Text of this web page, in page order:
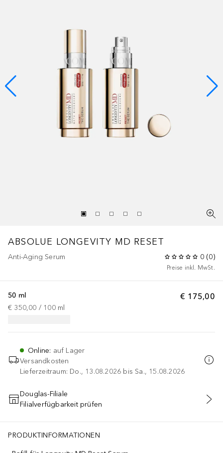
ABSOLUE LONGEVITY MD RESET
Anti-Aging Serum 0 (0)
Preise inkl. MwSt.
€ 175,00
50 ml
€ 350,00 / 100 ml
Online: auf Lager
Versandkosten
Lieferzeitraum: Do., 13.08.2026 bis Sa., 15.08.2026
IN DEN WARENKORB
Douglas-Filiale
Filialverfügbarkeit prüfen
PRODUKTINFORMATIONEN